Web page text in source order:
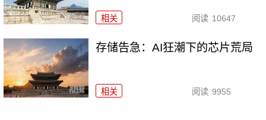
相关 阅读 10647
存储告急：AI狂潮下的芯片荒局
相关 阅读 9955